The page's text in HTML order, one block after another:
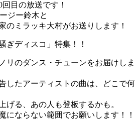
目の放送です！
ジー鈴木と
のミラッキ大村がお送りします！
ぎディスコ」特集！！
リのダンス・チューンをお届けしま
したアーティストの曲は、どこで何
げる、あの人も登板するかも。
にならない範囲でお願いします！！